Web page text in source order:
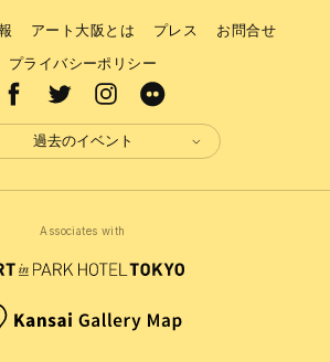
アート大阪とは プレス
お問合せ
プライバシーポリシー
過去のイベント
Associates with